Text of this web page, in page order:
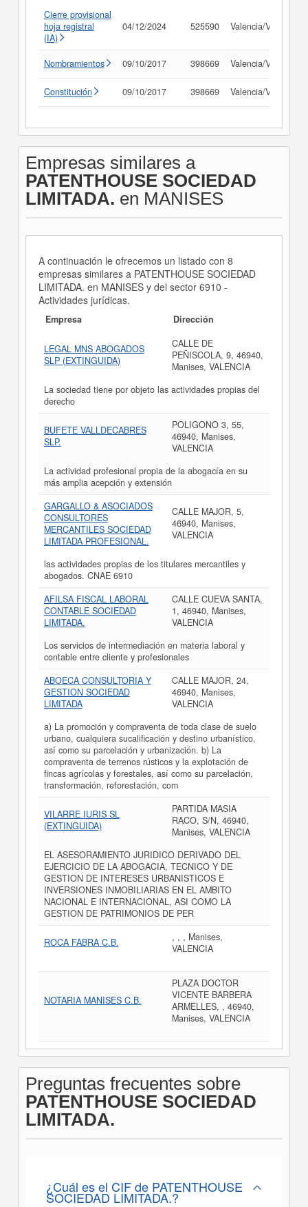
Cierre provisional
hoja registral
(IA)
04/12/2024 525590 Valencia/València
Nombramientos 09/10/2017 398669 Valencia/València
Constitución 09/10/2017 398669 Valencia/València
Empresas similares a
PATENTHOUSE SOCIEDAD
LIMITADA. en MANISES
A continuación le ofrecemos un listado con 8
empresas similares a PATENTHOUSE SOCIEDAD
LIMITADA. en MANISES y del sector 6910 -
Actividades jurídicas.
Empresa Dirección
LEGAL MNS ABOGADOS
SLP (EXTINGUIDA)
CALLE DE
PEÑISCOLA, 9, 46940,
Manises, VALENCIA
La sociedad tiene por objeto las actividades propias del
derecho
BUFETE VALLDECABRES
SLP.
POLIGONO 3, 55,
46940, Manises,
VALENCIA
La actividad profesional propia de la abogacía en su
más amplia acepción y extensión
GARGALLO & ASOCIADOS
CONSULTORES
MERCANTILES SOCIEDAD
LIMITADA PROFESIONAL.
CALLE MAJOR, 5,
46940, Manises,
VALENCIA
las actividades propias de los titulares mercantiles y
abogados. CNAE 6910
AFILSA FISCAL LABORAL
CONTABLE SOCIEDAD
LIMITADA.
CALLE CUEVA SANTA,
1, 46940, Manises,
VALENCIA
Los servicios de intermediación en materia laboral y
contable entre cliente y profesionales
ABOECA CONSULTORIA Y
GESTION SOCIEDAD
LIMITADA
CALLE MAJOR, 24,
46940, Manises,
VALENCIA
a) La promoción y compraventa de toda clase de suelo
urbano, cualquiera sucalificación y destino urbanístico,
así como su parcelación y urbanización. b) La
compraventa de terrenos rústicos y la explotación de
fincas agrícolas y forestales, así como su parcelación,
transformación, reforestación, com
VILARRE IURIS SL
(EXTINGUIDA)
PARTIDA MASIA
RACO, S/N, 46940,
Manises, VALENCIA
EL ASESORAMIENTO JURIDICO DERIVADO DEL
EJERCICIO DE LA ABOGACIA, TECNICO Y DE
GESTION DE INTERESES URBANISTICOS E
INVERSIONES INMOBILIARIAS EN EL AMBITO
NACIONAL E INTERNACIONAL, ASI COMO LA
GESTION DE PATRIMONIOS DE PER
ROCA FABRA C.B.
, , , Manises,
VALENCIA
NOTARIA MANISES C.B.
PLAZA DOCTOR
VICENTE BARBERA
ARMELLES, , 46940,
Manises, VALENCIA
Preguntas frecuentes sobre
PATENTHOUSE SOCIEDAD
LIMITADA.
¿Cuál es el CIF de PATENTHOUSE
SOCIEDAD LIMITADA.?